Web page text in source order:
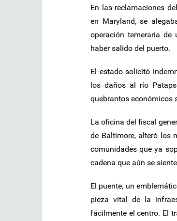
En las reclamaciones
en Maryland, se
operación temeraria
haber salido del puerto.
El estado solicitó
los daños al río
quebrantos económicos
La oficina del fiscal
de Baltimore, alteró los
comunidades que ya
cadena que aún se
El puente, un
pieza vital de la
fácilmente el centro. El